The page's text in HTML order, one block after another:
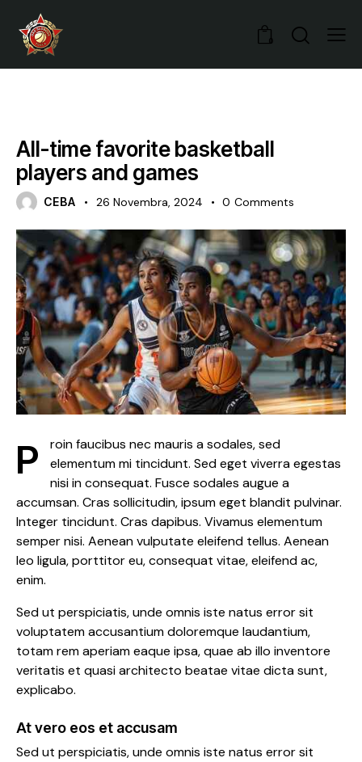
0
All-time favorite basketball
players and games
CEBA 26 Novembra, 2024 0 Comments
Proin faucibus nec mauris a sodales, sed
elementum mi tincidunt. Sed eget viverra egestas
nisi in consequat. Fusce sodales augue a
accumsan. Cras sollicitudin, ipsum eget blandit pulvinar.
Integer tincidunt. Cras dapibus. Vivamus elementum
semper nisi. Aenean vulputate eleifend tellus. Aenean
leo ligula, porttitor eu, consequat vitae, eleifend ac,
enim.
Sed ut perspiciatis, unde omnis iste natus error sit
voluptatem accusantium doloremque laudantium,
totam rem aperiam eaque ipsa, quae ab illo inventore
veritatis et quasi architecto beatae vitae dicta sunt,
explicabo.
At vero eos et accusam
Sed ut perspiciatis, unde omnis iste natus error sit